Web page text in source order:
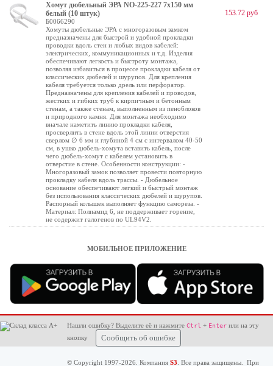
Хомут дюбельный ЭРА NO-225-227 7х150 мм
белый (10 штук)
Б0066290
Хомуты дюбельные ЭРА с многоразовым замком
предназначены для быстрой и удобной прокладки
проводки вдоль стен и любых видов кабелей:
электрических, коммуникационных и т.д. Изделия
обеспечивают легкость и быстроту монтажа,
позволяя избавиться в процессе прокладки кабеля от
классических дюбелей и шурупов. Для крепления
кабеля требуется только дрель или перфоратор.
Предназначены для крепления кабелей и проводов,
жестких и гибких труб к кирпичным и бетонным
стенам, а также стенам, выполненным из пеноблоков
и природного камня. Для монтажа необходимо
вначале наметить линию прокладки кабеля,
просверлить в стене вдоль этой линии отверстия
сверлом ∅ 6 мм и глубиной 4 см с интервалом 40‑50
см, в ушко дюбель-хомута вставить кабель, после
чего дюбель-хомут с кабелем установить в
отверстие в стене. Особенности конструкции: -
Многоразовый замок позволяет провести повторную
прокладку кабеля вдоль трассы. - Дюбельное
основание обеспечивают легкий и быстрый монтаж
без использования классических дюбелей и шурупов.
Распорный колышек выполняет функцию самореза. -
Материал: Полиамид 6, не поддерживает горение,
не содержит галогенов по UL94V2.
153.72 руб
МОБИЛЬНОЕ ПРИЛОЖЕНИЕ
Нашли ошибку? Выделите её и нажмите Ctrl + Enter или на эту
кнопку
Сообщить об ошибке
© Copyright 1997-2026. Компания S3 . Все права защищены. При